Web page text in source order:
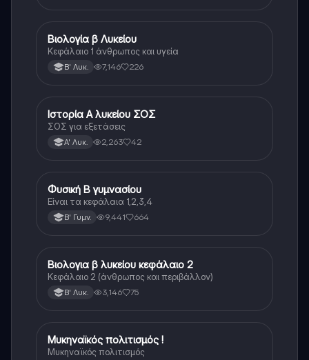
Βιολογία
Βιολογία β Λυκείου
Κεφάλαιο 1 άνθρωπος και υγεία
Β' Λυκ. 7,146 226
Ιστορία
Ιστορία Α λυκείου ΣΟΣ
ΣΟΣ για εξετάσεις
Α' Λυκ. 2,263 42
Φυσική
Φυσική Β γυμνασίου
Είναι τα κεφάλαια 1,2,3,4
Β' Γυμν. 9,441 664
Βιολογία
Βιολογια β λυκείου κεφάλαιο 2
Κεφάλαιο 2 (άνθρωπος και περιβάλλον)
Β' Λυκ. 3,146 75
Ιστορία
Μυκηναϊκός πολιτισμός !
Μυκηναϊκός πολιτισμός